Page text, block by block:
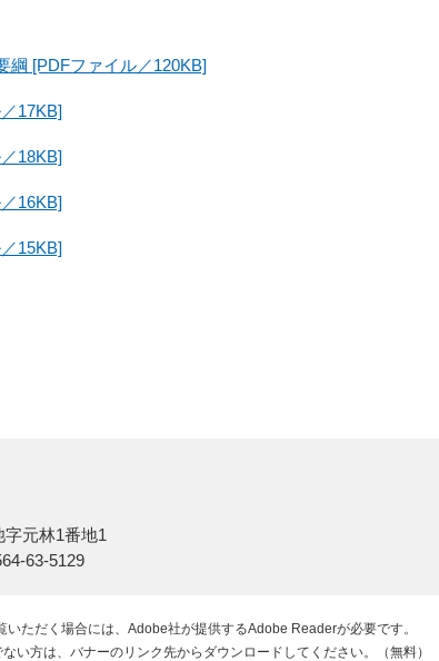
綱 [PDFファイル／120KB]
17KB]
18KB]
16KB]
15KB]
元林1番地1
63-5129
いただく場合には、Adobe社が提供するAdobe Readerが必要です。
い方は、バナーのリンク先からダウンロードしてください。（無料）